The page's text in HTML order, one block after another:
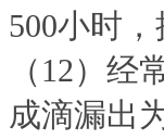
500小时
（12）
成滴漏出